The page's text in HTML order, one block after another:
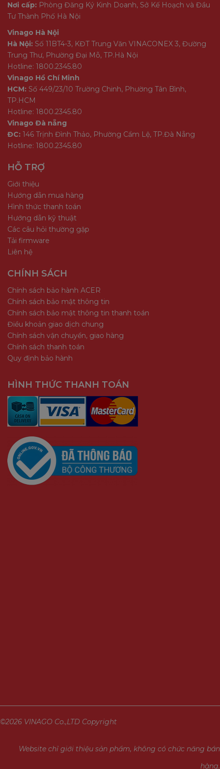
Nơi cấp: Phòng Đăng Ký Kinh Doanh, Sở Kế Hoạch và Đầu
Tư Thành Phố Hà Nội
Vinago Hà Nội
Hà Nội: Số 11BT4-3, KĐT Trung Văn VINACONEX 3, Đường
Trung Thư, Phường Đại Mỗ, TP.Hà Nội
Hotline: 1800.2345.80
Vinago Hồ Chí Minh
HCM: Số 449/23/10 Trường Chinh, Phường Tân Bình,
TP.HCM
Hotline: 1800.2345.80
Vinago Đà nẵng
ĐC: 146 Trịnh Đình Thảo, Phường Cẩm Lệ, TP.Đà Nẵng
Hotline: 1800.2345.80
HỖ TRỢ
Giới thiệu
Hướng dẫn mua hàng
Hình thức thanh toán
Hướng dẫn kỹ thuật
Các câu hỏi thường gặp
Tải firmware
Liên hệ
CHÍNH SÁCH
Chính sách bảo hành ACER
Chính sách bảo mật thông tin
Chính sách bảo mật thông tin thanh toán
Điều khoản giao dịch chung
Chính sách vận chuyển, giao hàng
Chính sách thanh toán
Quy định bảo hành
HÌNH THỨC THANH TOÁN
©2026 VINAGO Co.,LTD Copyright
Website chỉ giới thiệu sản phẩm, không có chức năng bán
hàng.